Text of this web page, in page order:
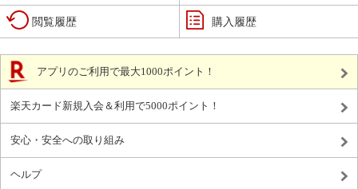
閲覧履歴 購入履歴
アプリのご利用で最大1000ポイント！
楽天カード新規入会＆利用で5000ポイント！
安心・安全への取り組み
ヘルプ